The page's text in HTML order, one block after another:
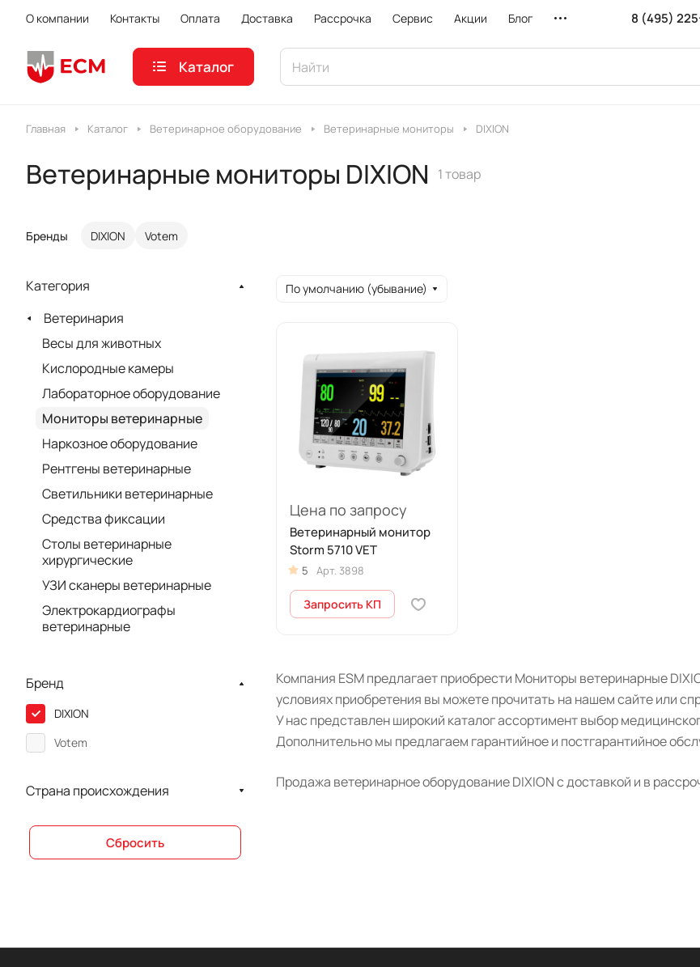
О компании Контакты Оплата Доставка Рассрочка Сервис Акции Блог 8 (495)
Каталог
Главная Каталог Ветеринарное оборудование Ветеринарные мониторы DIXION
Ветеринарные мониторы DIXION 1 товар
Бренды DIXION Votem
По умолчанию (убывание)
Цена по запросу
Ветеринарный монитор
Storm 5710 VET
5 Арт. 3898
Запросить КП
Компания ESM предлагает приобрести Мониторы ветеринарные
условиях приобретения вы можете прочитать на нашем сайте или
У нас представлен широкий каталог ассортимент выбор
Дополнительно мы предлагаем гарантийное и постгарантийное
Продажа ветеринарное оборудование DIXION с доставкой и в
Категория
Ветеринария
Весы для животных
Кислородные камеры
Лабораторное оборудование
Мониторы ветеринарные
Наркозное оборудование
Рентгены ветеринарные
Светильники ветеринарные
Средства фиксации
Столы ветеринарные
хирургические
УЗИ сканеры ветеринарные
Электрокардиографы
ветеринарные
Бренд
DIXION
Votem
Страна происхождения
Сбросить